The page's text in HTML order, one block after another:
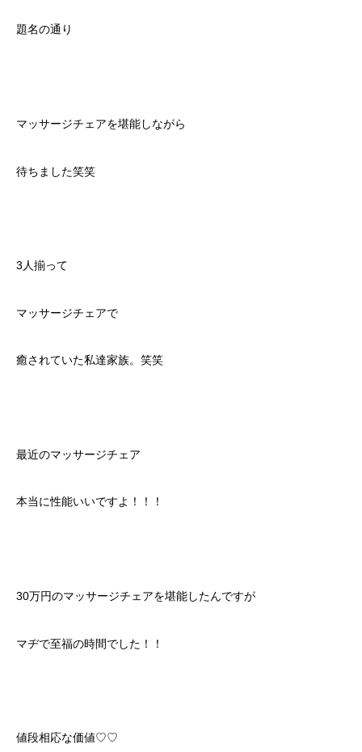
題名の通り
マッサージチェアを堪能しながら
待ちました笑笑
3人揃って
マッサージチェアで
癒されていた私達家族。笑笑
最近のマッサージチェア
本当に性能いいですよ！！！
30万円のマッサージチェアを堪能したんですが
マヂで至福の時間でした！！
値段相応な価値♡♡